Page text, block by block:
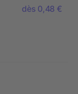
dès 0,48 €